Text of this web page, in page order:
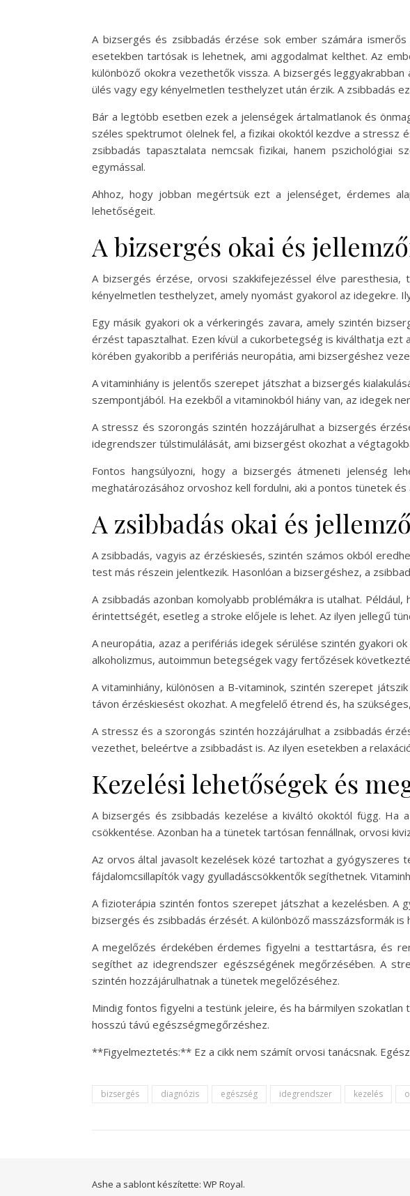
A bizsergés és zsibbadás érzése sok ember számára
esetekben tartósak is lehetnek, ami aggodalmat kelthet. Az
különböző okokra vezethetők vissza. A bizsergés
ülés vagy egy kényelmetlen testhelyzet után érzik. A zsibbadás
Bár a legtöbb esetben ezek a jelenségek ártalmatlanok és
széles spektrumot ölelnek fel, a fizikai okoktól kezdve a stressz
zsibbadás tapasztalata nemcsak fizikai, hanem
egymással.
Ahhoz, hogy jobban megértsük ezt a jelenséget, érdemes
lehetőségeit.
A bizsergés okai és
A bizsergés érzése, orvosi szakkifejezéssel élve
kényelmetlen testhelyzet, amely nyomást gyakorol az idegekre.
Egy másik gyakori ok a vérkeringés zavara, amely szintén
érzést tapasztalhat. Ezen kívül a cukorbetegség is kiválthatja
körében gyakoribb a perifériás neuropátia, ami bizsergéshez
A vitaminhiány is jelentős szerepet játszhat a bizsergés
szempontjából. Ha ezekből a vitaminokból hiány van, az idegek
A stressz és szorongás szintén hozzájárulhat a bizsergés
idegrendszer túlstimulálását, ami bizsergést okozhat a
Fontos hangsúlyozni, hogy a bizsergés átmeneti jelenség
meghatározásához orvoshoz kell fordulni, aki a pontos tünetek
A zsibbadás okai és
A zsibbadás, vagyis az érzéskiesés, szintén számos okból
test más részein jelentkezik. Hasonlóan a bizsergéshez, a
A zsibbadás azonban komolyabb problémákra is utalhat.
érintettségét, esetleg a stroke előjele is lehet. Az ilyen jellegű
A neuropátia, azaz a perifériás idegek sérülése szintén gyakori
alkoholizmus, autoimmun betegségek vagy fertőzések
A vitaminhiány, különösen a B-vitaminok, szintén szerepet
távon érzéskiesést okozhat. A megfelelő étrend és, ha
A stressz és a szorongás szintén hozzájárulhat a zsibbadás
vezethet, beleértve a zsibbadást is. Az ilyen esetekben a
Kezelési lehetőségek és
A bizsergés és zsibbadás kezelése a kiváltó okoktól függ.
csökkentése. Azonban ha a tünetek tartósan fennállnak, orvosi
Az orvos által javasolt kezelések közé tartozhat a gyógyszeres
fájdalomcsillapítók vagy gyulladáscsökkentők segíthetnek.
A fizioterápia szintén fontos szerepet játszhat a kezelésben. A
bizsergés és zsibbadás érzését. A különböző masszázsformák
A megelőzés érdekében érdemes figyelni a testtartásra, és
segíthet az idegrendszer egészségének megőrzésében. A
szintén hozzájárulhatnak a tünetek megelőzéséhez.
Mindig fontos figyelni a testünk jeleire, és ha bármilyen
hosszú távú egészségmegőrzéshez.
**Figyelmeztetés:** Ez a cikk nem számít orvosi tanácsnak.
bizsergés diagnózis egészség idegrendszer kezelés
Ashe a sablont készítette: WP Royal.